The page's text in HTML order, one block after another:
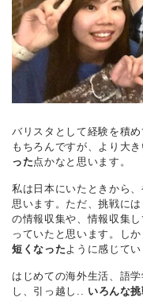
バリスタとして経験を積
もちろんですが、より大き
った点かなと思います。
私は日本にいたときから
思います。ただ、挑戦に
の情報収集や、情報収集
っていたと思います。し
短くなったように感じてい
はじめての海外生活、語
し、引っ越し.. いろんな